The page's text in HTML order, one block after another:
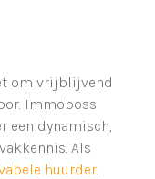
om vrijblijvend
Immoboss
een dynamisch,
Als
huurder.